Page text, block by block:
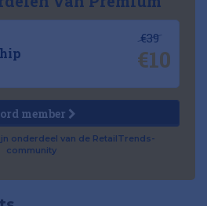
€39
€10
member
onderdeel van de RetailTrends-
community